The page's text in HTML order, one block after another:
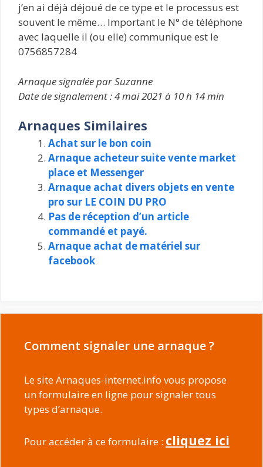
j’en ai déjà déjoué de ce type et le processus est
souvent le même… Important le N° de téléphone
avec laquelle il (ou elle) communique est le
0756857284
Arnaque signalée par Suzanne
Date de signalement : 4 mai 2021 à 10 h 14 min
Arnaques Similaires
Achat sur le bon coin
Arnaque acheteur suite vente market
place et Messenger
Arnaque achat divers objets en vente
pro sur LE COIN DU PRO
Pas de réception d’un article
commandé et payé.
Arnaque achat de matériel sur
facebook
Comment signaler une arnaque ?
Le site Arnaques-internet.info vous propose
un formulaire en ligne pour signaler tous
types d’arnaque.
Pour accéder à ce formulaire : cliquez ici